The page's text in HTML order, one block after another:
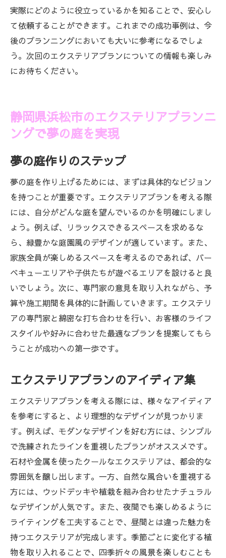
実際にどのように役立っているかを知ることで、安心し
て依頼することができます。これまでの成功事例は、今
後のプランニングにおいても大いに参考になるでしょ
う。次回のエクステリアプランについての情報も楽しみ
にお待ちください。
静岡県浜松市のエクステリアプランニ
ングで夢の庭を実現
夢の庭作りのステップ
夢の庭を作り上げるためには、まずは具体的なビジョン
を持つことが重要です。エクステリアプランを考える際
には、自分がどんな庭を望んでいるのかを明確にしまし
ょう。例えば、リラックスできるスペースを求めるな
ら、緑豊かな庭園風のデザインが適しています。また、
家族全員が楽しめるスペースを考えるのであれば、バー
ベキューエリアや子供たちが遊べるエリアを設けると良
いでしょう。次に、専門家の意見を取り入れながら、予
算や施工期間を具体的に計画していきます。エクステリ
アの専門家と綿密な打ち合わせを行い、お客様のライフ
スタイルや好みに合わせた最適なプランを提案してもら
うことが成功への第一歩です。
エクステリアプランのアイディア集
エクステリアプランを考える際には、様々なアイディア
を参考にすると、より理想的なデザインが見つかりま
す。例えば、モダンなデザインを好む方には、シンプル
で洗練されたラインを重視したプランがオススメです。
石材や金属を使ったクールなエクステリアは、都会的な
雰囲気を醸し出します。一方、自然な風合いを重視する
方には、ウッドデッキや植栽を組み合わせたナチュラル
なデザインが人気です。また、夜間でも楽しめるように
ライティングを工夫することで、昼間とは違った魅力を
持つエクステリアが完成します。季節ごとに変化する植
物を取り入れることで、四季折々の風景を楽しむことも